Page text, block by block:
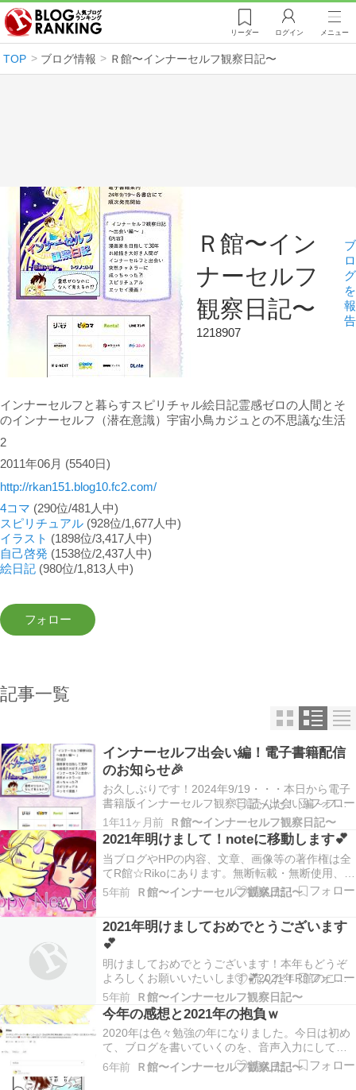
リーダー ログイン メニュー
TOP ブログ情報 Ｒ館〜インナーセルフ観察日記〜
Ｒ館〜イン
ナーセルフ
観察日記〜
1218907
ブ
ロ
グ
を
報
告
インナーセルフと暮らすスピリチャル絵日記霊感ゼロの人間とそ
のインナーセルフ（潜在意識）宇宙小鳥カジュとの不思議な生活
2
2011年06月 (5540日)
http://rkan151.blog10.fc2.com/
4コマ (290位/481人中)
スピリチュアル (928位/1,677人中)
イラスト (1898位/3,417人中)
自己啓発 (1538位/2,437人中)
絵日記 (980位/1,813人中)
記事一覧
インナーセルフ出会い編！電子書籍配信
のお知らせ🎉
お久しぶりです！2024年9/19・・・本日から電子
書籍版インナーセルフ観察日記～出会い編～フル
カラー漫画が各書店、順次配信開始されました
～！🎊💐🎂💐🎉各サイトから～出会い編～の漫画
を削除したんですが…このブログでも、2016年電
子書籍化を夢見ていたのだと先日見つけましたΣ(ﾟ
Д…
1年11ヶ月前 Ｒ館〜インナーセルフ観察日記〜
2021年明けまして！noteに移動します💕
当ブログやHPの内容、文章、画像等の著作権は全
てR館☆Rikoにあります。無断転載・無断使用、商
用利用、引用はお控えください。商用で使用した
い場合、必ずメールでお問合せお願いいたしま
更新はnoteに移動いたしました。あちらでもどう
ぞよ…
5年前 Ｒ館〜インナーセルフ観察日記〜
2021年明けましておめでとうございます
💕
明けましておめでとうございます！本年もどうぞ
よろしくお願いいたいします💕2021年R館のこの
ブログも10周年を迎えました！というわけで心機
一転ブログをこの記事で終了しnotoに移動いたし
ます。「新年あけまして✨いきなり覚醒の話」
→https://note.com/avaka10_…
5年前 Ｒ館〜インナーセルフ観察日記〜
今年の感想と2021年の抱負ｗ
2020年は色々勉強の年になりました。今日は初め
て、ブログを書いていくのを、音声入力にしてみ
ました！（文字は足しましたがｗ）Googleのドキ
ュメントという所のツールにそういう機能がある
6年前 Ｒ館〜インナーセルフ観察日記〜